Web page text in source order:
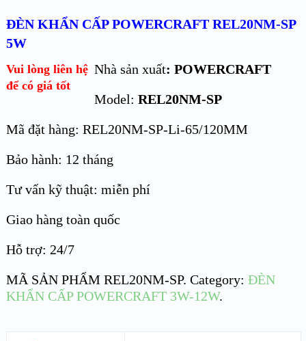
ĐÈN KHẨN CẤP POWERCRAFT REL20NM-SP
5W
Vui lòng liên hệ
để có giá tốt
Nhà sản xuất: POWERCRAFT
Model: REL20NM-SP
Mã đặt hàng: REL20NM-SP-Li-65/120MM
Bảo hành: 12 tháng
Tư vấn kỹ thuật: miễn phí
Giao hàng toàn quốc
Hỗ trợ: 24/7
MÃ SẢN PHẨM REL20NM-SP. Category: ĐÈN
KHẨN CẤP POWERCRAFT 3W-12W.